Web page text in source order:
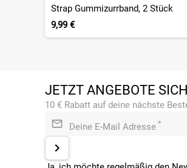
Strap Gummizurrband, 2 Stück
9,99 €
JETZT ANGEBOTE
10 € Rabatt auf deine nächste
Deine E-Mail Adresse *